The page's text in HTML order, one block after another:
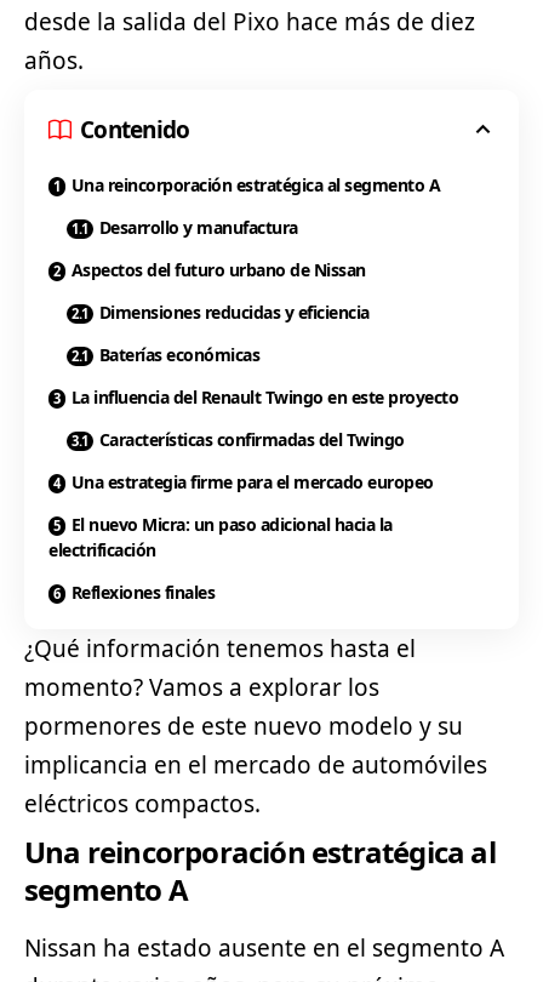
desde la salida del Pixo hace más de diez
años.
Contenido
Una reincorporación estratégica al segmento A
Desarrollo y manufactura
Aspectos del futuro urbano de Nissan
Dimensiones reducidas y eficiencia
Baterías económicas
La influencia del Renault Twingo en este proyecto
Características confirmadas del Twingo
Una estrategia firme para el mercado europeo
El nuevo Micra: un paso adicional hacia la
electrificación
Reflexiones finales
¿Qué información tenemos hasta el
momento? Vamos a explorar los
pormenores de este nuevo modelo y su
implicancia en el mercado de automóviles
eléctricos compactos.
Una reincorporación estratégica al
segmento A
Nissan ha estado ausente en el segmento A